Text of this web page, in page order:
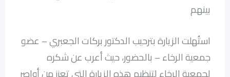
بينهم
استُهلت الزيارة بترحيب الدكتور بركات الجعبري – عضو
جمعية الرخاء – بالحضور، حيث أعرب عن شكره
لجمعية الرخاء لتنظيم هذه الزيارة التي تعزز من أواصر